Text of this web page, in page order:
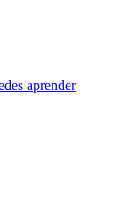
aprender